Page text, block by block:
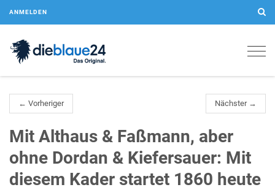
ANMELDEN
← Vorheriger Nächster →
Mit Althaus & Faßmann, aber
ohne Dordan & Kiefersauer: Mit
diesem Kader startet 1860 heute